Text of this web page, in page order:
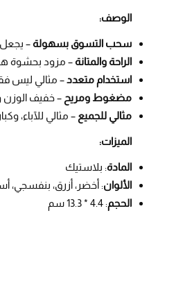
الوصف:
سحب التسوق بسهولة–
الراحة والمتانة– مزود بحشوة هلامية لراحة
استخدام متعدد– مثالي ليس
مضغوط ومريح – خفيف
مثالي للجميع – مثالي للآباء،
الميزات:
المادة: بلاستيك
الألوان: أخضر، أزرق، بنفسجي،
الحجم: 4.4 * 13.3 سم